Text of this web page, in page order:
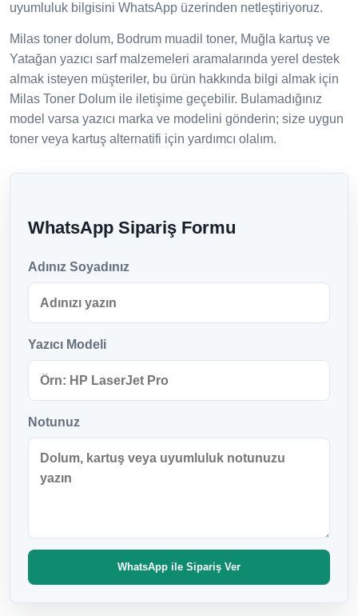
uyumluluk bilgisini WhatsApp üzerinden netleştiriyoruz.
Milas toner dolum, Bodrum muadil toner, Muğla kartuş ve
Yatağan yazıcı sarf malzemeleri aramalarında yerel destek
almak isteyen müşteriler, bu ürün hakkında bilgi almak için
Milas Toner Dolum ile iletişime geçebilir. Bulamadığınız
model varsa yazıcı marka ve modelini gönderin; size uygun
toner veya kartuş alternatifi için yardımcı olalım.
WhatsApp Sipariş Formu
Adınız Soyadınız
Yazıcı Modeli
Notunuz
WhatsApp ile Sipariş Ver